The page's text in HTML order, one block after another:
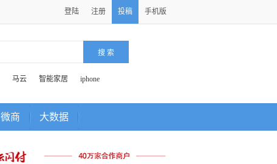
登陆 注册 投稿 手机版
马云 智能家居 iphone
微商 大数据